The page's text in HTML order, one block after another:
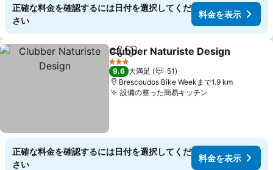
正確な料金を確認するには日付を選択してくだ
さい
料金を表示
シェアお気に入りに追加
Clubber Naturiste Design
3 ホテルのランク
9.6 大満足
51
Brescoudos Bike Weekまで1.9 km
設備の整った簡易キッチン
正確な料金を確認するには日付を選択してくだ
さい
料金を表示